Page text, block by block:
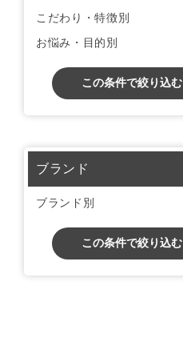
こだわり・特徴別
お悩み・目的別
この条件で絞り込む
ブランド
ブランド別
この条件で絞り込む